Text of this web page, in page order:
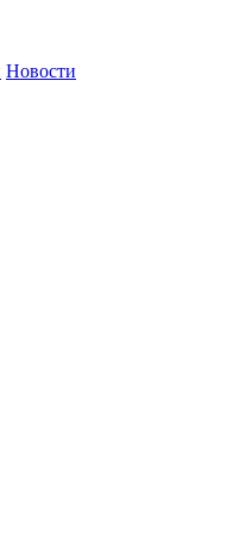
Новости